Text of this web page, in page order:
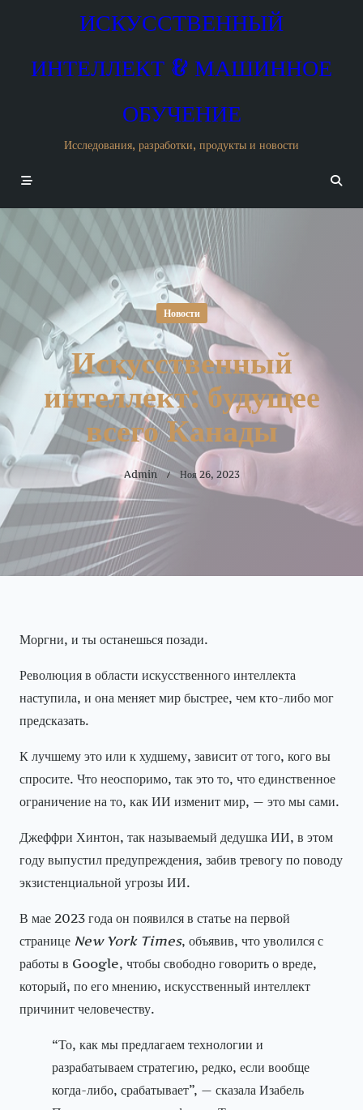
ИСКУССТВЕННЫЙ
ИНТЕЛЛЕКТ & МАШИННОЕ
ОБУЧЕНИЕ
Исследования, разработки, продукты и новости
Новости
Искусственный
интеллект: будущее
всего Канады
Admin Ноя 26, 2023
Моргни, и ты останешься позади.
Революция в области искусственного интеллекта
наступила, и она меняет мир быстрее, чем кто-либо мог
предсказать.
К лучшему это или к худшему, зависит от того, кого вы
спросите. Что неоспоримо, так это то, что единственное
ограничение на то, как ИИ изменит мир, — это мы сами.
Джеффри Хинтон, так называемый дедушка ИИ, в этом
году выпустил предупреждения, забив тревогу по поводу
экзистенциальной угрозы ИИ.
В мае 2023 года он появился в статье на первой
странице New York Times, объявив, что уволился с
работы в Google, чтобы свободно говорить о вреде,
который, по его мнению, искусственный интеллект
причинит человечеству.
“То, как мы предлагаем технологии и
разрабатываем стратегию, редко, если вообще
когда-либо, срабатывает”, — сказала Изабель